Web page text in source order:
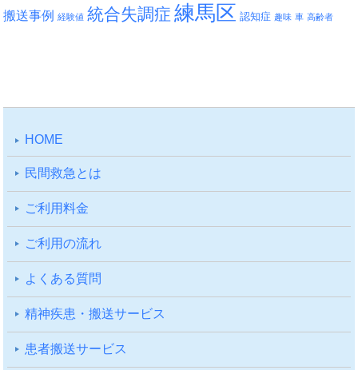
搬送事例
経験値 統合失調症 練馬区 認知症 趣味 車 高齢者
HOME
⺠間救急とは
ご利⽤料⾦
ご利⽤の流れ
よくある質問
精神疾患・搬送サービス
患者搬送サービス